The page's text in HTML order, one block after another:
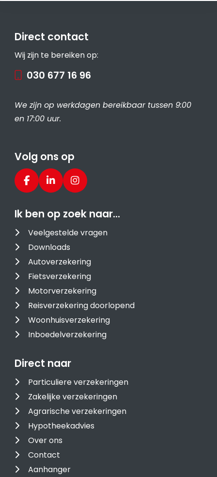
Direct contact
Wij zijn te bereiken op:
030 677 16 96
We zijn op werkdagen bereikbaar tussen 9:00
en 17:00 uur.
Volg ons op
Ik ben op zoek naar…
Veelgestelde vragen
Downloads
Autoverzekering
Fietsverzekering
Motorverzekering
Reisverzekering doorlopend
Woonhuisverzekering
Inboedelverzekering
Direct naar
Particuliere verzekeringen
Zakelijke verzekeringen
Agrarische verzekeringen
Hypotheekadvies
Over ons
Contact
Aanhanger